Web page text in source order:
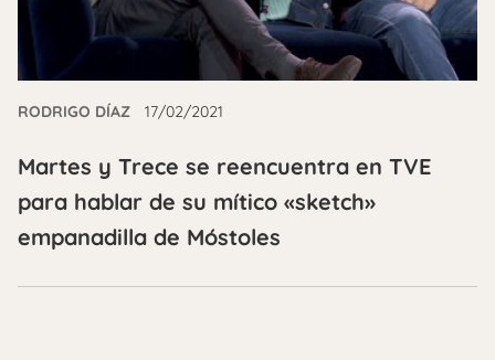
RODRIGO DÍAZ 17/02/2021
Martes y Trece se reencuentra en TVE
para hablar de su mítico «sketch»
empanadilla de Móstoles